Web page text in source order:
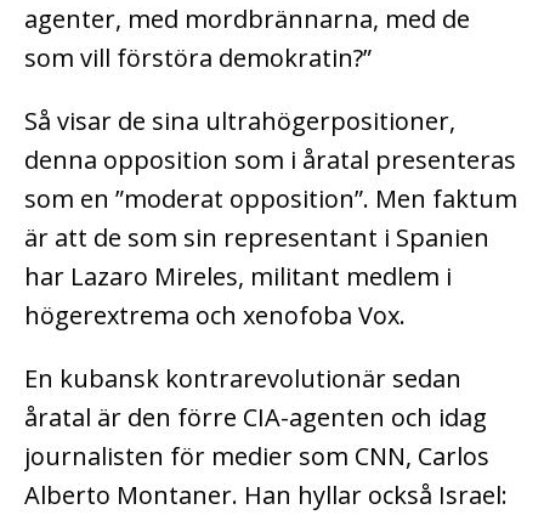
agenter, med mordbrännarna, med de
som vill förstöra demokratin?”
Så visar de sina ultrahögerpositioner,
denna opposition som i åratal presenteras
som en ”moderat opposition”. Men faktum
är att de som sin representant i Spanien
har Lazaro Mireles, militant medlem i
högerextrema och xenofoba Vox.
En kubansk kontrarevolutionär sedan
åratal är den förre CIA-agenten och idag
journalisten för medier som CNN, Carlos
Alberto Montaner. Han hyllar också Israel: